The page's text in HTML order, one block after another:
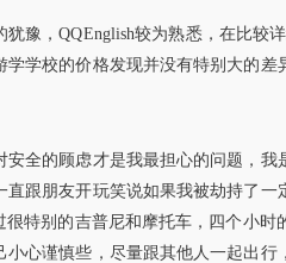
豫，QQEnglish较为熟悉，在比较
学校的价格发现并没有特别大的差
全的顾虑才是我最担心的问题，我
跟朋友开玩笑说如果我被劫持了一
特别的吉普尼和摩托车，四个小
心谨慎些，尽量跟其他人一起出